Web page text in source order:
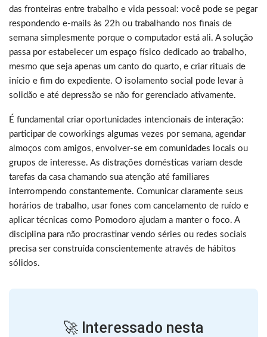
das fronteiras entre trabalho e vida pessoal: você pode se pegar
respondendo e-mails às 22h ou trabalhando nos finais de
semana simplesmente porque o computador está ali. A solução
passa por estabelecer um espaço físico dedicado ao trabalho,
mesmo que seja apenas um canto do quarto, e criar rituais de
início e fim do expediente. O isolamento social pode levar à
solidão e até depressão se não for gerenciado ativamente.
É fundamental criar oportunidades intencionais de interação:
participar de coworkings algumas vezes por semana, agendar
almoços com amigos, envolver-se em comunidades locais ou
grupos de interesse. As distrações domésticas variam desde
tarefas da casa chamando sua atenção até familiares
interrompendo constantemente. Comunicar claramente seus
horários de trabalho, usar fones com cancelamento de ruído e
aplicar técnicas como Pomodoro ajudam a manter o foco. A
disciplina para não procrastinar vendo séries ou redes sociais
precisa ser construída conscientemente através de hábitos
sólidos.
🚀 Interessado nesta